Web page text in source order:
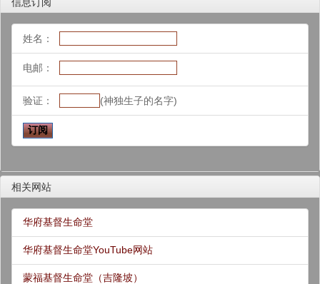
姓名：
电邮：
验证： (神独生子的名字)
相关网站
华府基督生命堂
华府基督生命堂YouTube网站
蒙福基督生命堂（吉隆坡）